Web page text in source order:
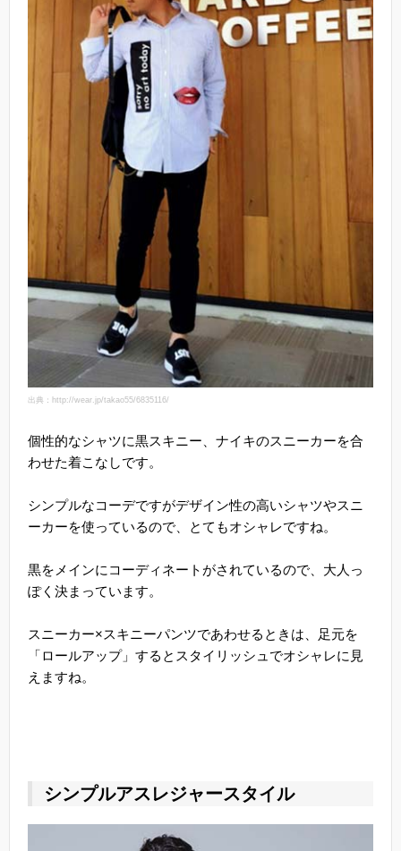
出典：http://wear.jp/takao55/6835116/
個性的なシャツに黒スキニー、ナイキのスニーカーを合
わせた着こなしです。
シンプルなコーデですがデザイン性の高いシャツやスニ
ーカーを使っているので、とてもオシャレですね。
黒をメインにコーディネートがされているので、大人っ
ぽく決まっています。
スニーカー×スキニーパンツであわせるときは、足元を
「ロールアップ」するとスタイリッシュでオシャレに見
えますね。
シンプルアスレジャースタイル